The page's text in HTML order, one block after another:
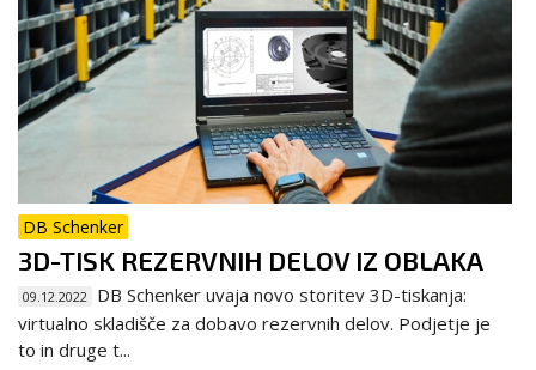
DB Schenker
3D-TISK REZERVNIH DELOV IZ OBLAKA
09.12.2022
DB Schenker uvaja novo storitev 3D-tiskanja:
virtualno skladišče za dobavo rezervnih delov. Podjetje je
to in druge t...